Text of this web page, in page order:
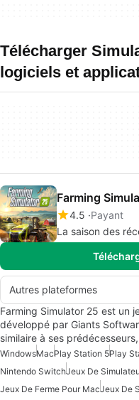
Télécharger
logiciels et
Farming
4.5 Payant
La saison des
Autres plateformes
Farming Simulator 25 est un
développé par Giants
similaire à ses
WindowsMacPlay Station 5Play
Nintendo SwitchJeux De
Jeux De Ferme Pour MacJeux De